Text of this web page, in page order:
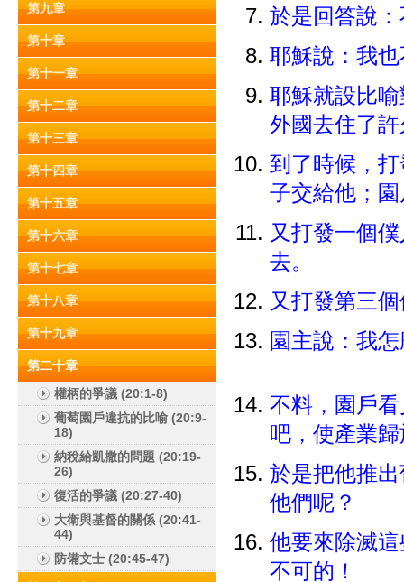
第九章
第十章
第十一章
第十二章
第十三章
第十四章
第十五章
第十六章
第十七章
第十八章
第十九章
第二十章
權柄的爭議 (20:1-8)
葡萄園戶違抗的比喻 (20:9-
18)
納稅給凱撒的問題 (20:19-
26)
復活的爭議 (20:27-40)
大衛與基督的關係 (20:41-
44)
防備文士 (20:45-47)
於是回答說
耶穌說：我
耶穌就設比
外國去住了
到了時候，
子交給他；
又打發一個
去。
又打發第三
園主說：我
不料，園戶
吧，使產業
於是把他推
他們呢？
他要來除滅
不可的！